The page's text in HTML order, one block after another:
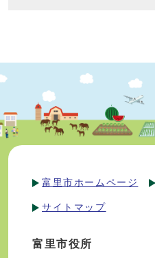
富里市ホームページ
サイトマップ
富里市役所